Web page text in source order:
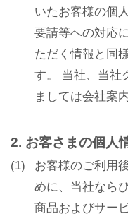
いたお客様の個
要請等への対応
ただく情報と同
す。 当社、当社
ましては会社案
2. お客さまの個人
(1)
お客様のご利用
めに、当社なら
商品およびサー
時間を選
ブライダルフ